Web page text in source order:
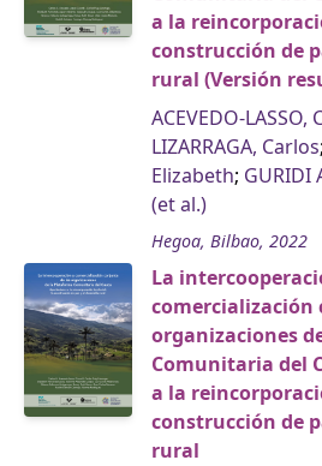
a la
construcción de
rural (Versión
ACEVEDO-LASSO,
LIZARRAGA, Carlos;
Elizabeth; GURIDI
(et al.)
Hegoa, Bilbao, 2022
La
comercialización
organizaciones
Comunitaria del
a la
construcción de
rural